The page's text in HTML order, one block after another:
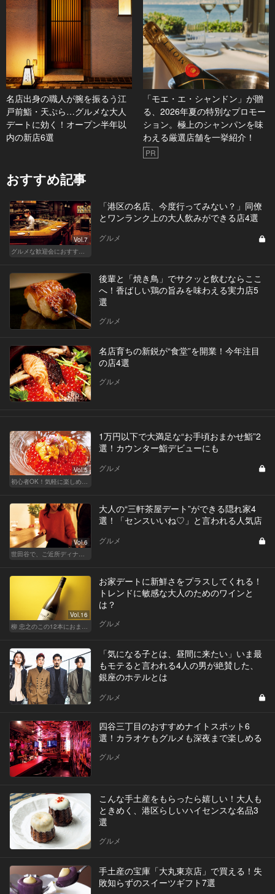
名店出身の職人が腕を振るう江
戸前鮨・天ぷら…グルメな大人
デートに効く！オープン半年以
内の新店6選
「モエ・エ・シャンドン」が贈
る、2026年夏の特別なプロモー
ション。極上のシャンパンを味
わえる厳選店舗を一挙紹介！
PR
おすすめ記事
Vol.7
グルメな歓迎会におすすめな東京の人気店
「港区の名店、今度行ってみない？」同僚
とワンランク上の大人飲みができる店4選
グルメ
後輩と「焼き鳥」でサクッと飲むならここ
へ！香ばしい鶏の旨みを味わえる実力店5
選
グルメ
名店育ちの新鋭が“食堂”を開業！今年注目
の店4選
グルメ
Vol.5
初心者OK！気軽に楽しめる鮨の人気店
1万円以下で大満足な“お手頃おまかせ鮨”2
選！カウンター鮨デビューにも
グルメ
Vol.6
世田谷で、ご近所ディナーを楽しもう！
大人の“三軒茶屋デート”ができる隠れ家4
選！「センスいいね♡」と言われる人気店
グルメ
Vol.16
柳 忠之のこの12本におまかせ
お家デートに新鮮さをプラスしてくれる！
トレンドに敏感な大人のためのワインと
は？
グルメ
「気になる子とは、昼間に来たい」いま最
もモテると言われる4人の男が絶賛した、
銀座のホテルとは
グルメ
四谷三丁目のおすすめナイトスポット6
選！カラオケもグルメも深夜まで楽しめる
グルメ
こんな手土産をもらったら嬉しい！大人も
ときめく、港区らしいハイセンスな名品3
選
グルメ
手土産の宝庫「大丸東京店」で買える！失
敗知らずのスイーツギフト7選